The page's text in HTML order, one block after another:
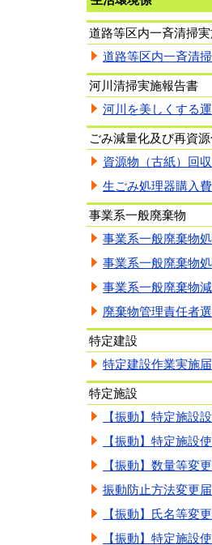
道路等区内一斉清掃
道路等区内一斉清
河川清掃実施報告書
河川を美しくする
ごみ減量化及び再資
資源物（古紙）回
生ごみ処理器購入
事業系一般廃棄物
事業系一般廃棄物
事業系一般廃棄物
事業系一般廃棄物
廃棄物管理責任者
特定建設
特定建設作業実施
特定施設
【振動】特定施設
【振動】特定施設
【振動】数量等変
振動防止方法変更
【振動】氏名等変
【振動】特定施設